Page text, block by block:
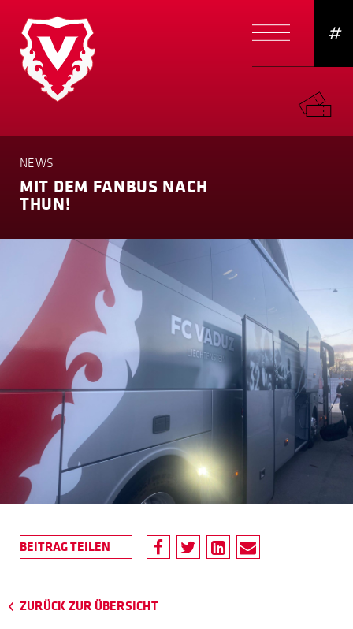
#
NEWS
MIT DEM FANBUS NACH
THUN!
ZURÜCK ZUR ÜBERSICHT